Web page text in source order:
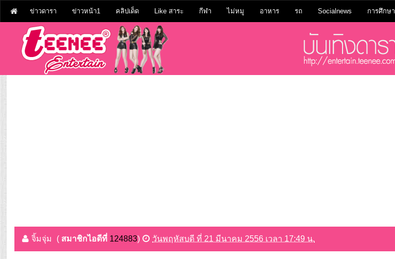
ข่าวดารา ข่าวหน้า1 คลิปเด็ด Like สาระ กีฬา ไม่หมู อาหาร รถ Socialnews การศึกษา
จิ้มจุ่ม ( สมาชิกไอดีที่ 124883) วันพฤหัสบดี ที่ 21 มีนาคม 2556 เวลา 17:49 น.